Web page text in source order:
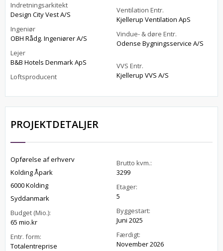
Indretningsarkitekt
Design City Vest A/S
Ingeniør
OBH Rådg. Ingeniører A/S
Lejer
B&B Hotels Denmark ApS
Loftsproducent
Ventilation Entr.
Kjellerup Ventilation ApS
Vindue- & døre Entr.
Odense Bygningsservice A/S
VVS Entr.
Kjellerup VVS A/S
PROJEKTDETALJER
Opførelse af erhverv
Kolding Åpark
6000 Kolding
Syddanmark
Budget (Mio.):
65 mio.kr
Entr. form:
Totalentreprise
Brutto kvm.:
3299
Etager:
5
Byggestart:
Juni 2025
Færdigt:
November 2026